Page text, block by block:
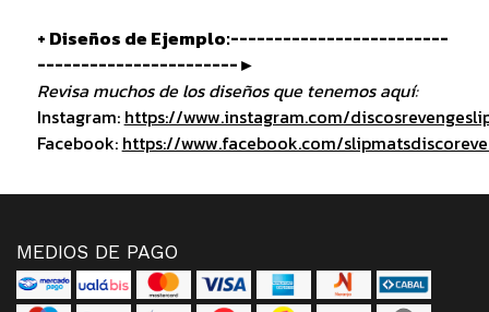
+ Diseños de Ejemplo:-------------------------
-----------------------►
Revisa muchos de los diseños que tenemos aquí:
Instagram: https://www.instagram.com/
Facebook: https://www.facebook.com/
MEDIOS DE PAGO